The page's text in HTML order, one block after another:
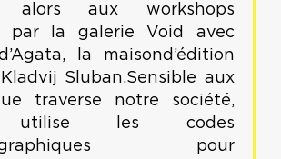
alors aux workshops
par la galerie Void avec
la maisond’édition
Sluban.Sensible aux
traverse notre société,
utilise les codes
pour